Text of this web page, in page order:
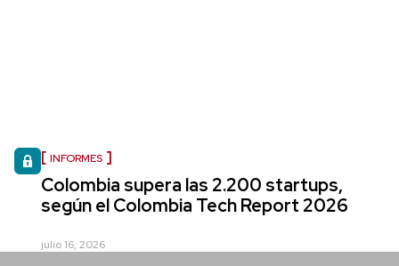
INFORMES
Colombia supera las 2.200 startups,
según el Colombia Tech Report 2026
julio 16, 2026